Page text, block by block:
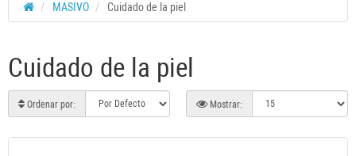
MASIVO Cuidado de la piel
Cuidado de la piel
Ordenar por: Mostrar: